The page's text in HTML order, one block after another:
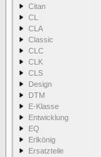
Citan
CL
CLA
Classic
CLC
CLK
CLS
Design
DTM
E-Klasse
Entwicklung
EQ
Erlkönig
Ersatzteile